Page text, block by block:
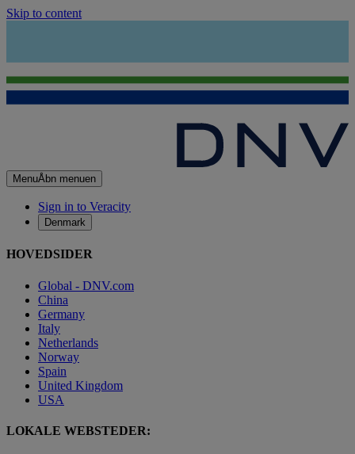
Skip to content
MenuÅbn menuen
Sign in to Veracity
Denmark
HOVEDSIDER
Global - DNV.com
China
Germany
Italy
Netherlands
Norway
Spain
United Kingdom
USA
LOKALE WEBSTEDER: